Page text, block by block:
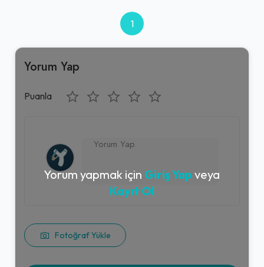
1
Yorum Yap
Puanla
Fotoğraf Yükle
Yorum yapmak için Giriş Yap veya
Kayıt Ol